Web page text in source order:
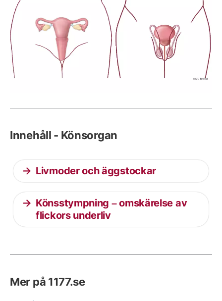
Innehåll - Könsorgan
Livmoder och äggstockar
Könsstympning – omskärelse av
flickors underliv
Mer på 1177.se